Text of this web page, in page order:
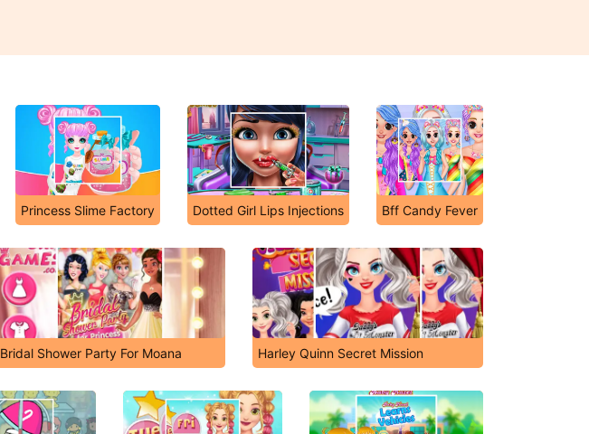
Princess Slime Factory Dotted Girl Lips Injections Bff Candy Fever
Bridal Shower Party For Moana Harley Quinn Secret Mission